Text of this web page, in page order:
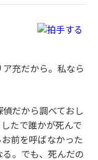
充だから。私なら
だから調べておし
たで誰かが死んで
前を呼ばなかった
。でも、死んだの